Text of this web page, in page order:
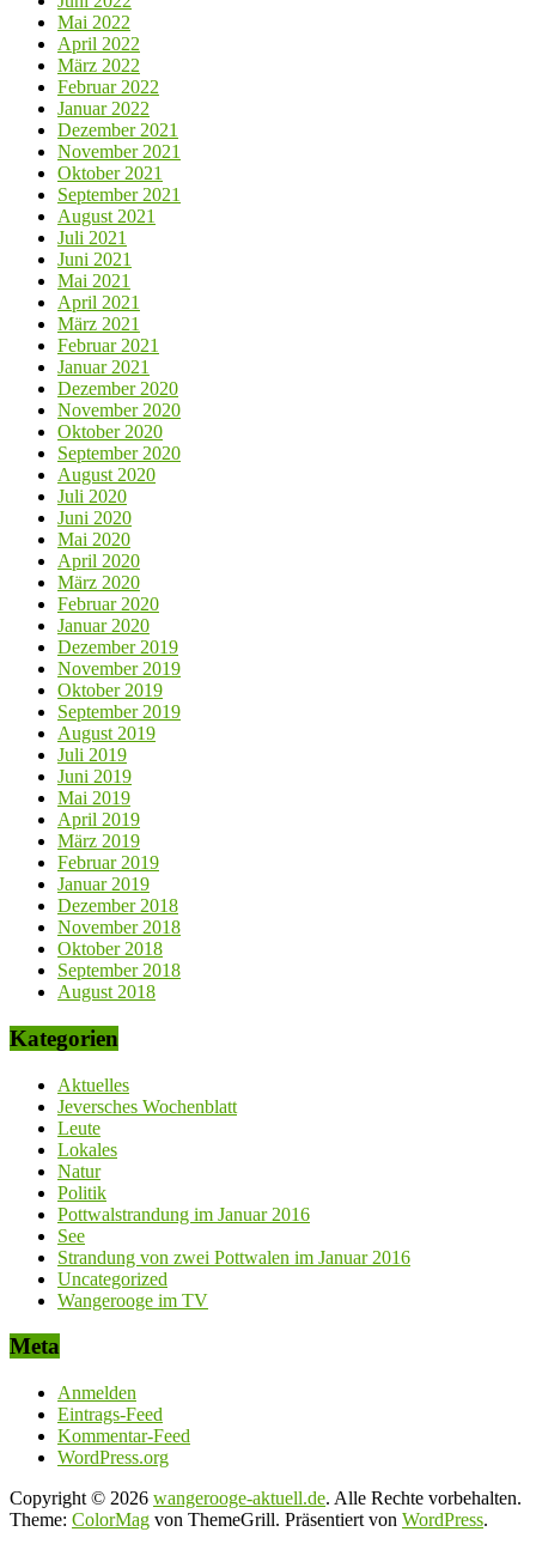
Mai 2022
April 2022
März 2022
Februar 2022
Januar 2022
Dezember 2021
November 2021
Oktober 2021
September 2021
August 2021
Juli 2021
Juni 2021
Mai 2021
April 2021
März 2021
Februar 2021
Januar 2021
Dezember 2020
November 2020
Oktober 2020
September 2020
August 2020
Juli 2020
Juni 2020
Mai 2020
April 2020
März 2020
Februar 2020
Januar 2020
Dezember 2019
November 2019
Oktober 2019
September 2019
August 2019
Juli 2019
Juni 2019
Mai 2019
April 2019
März 2019
Februar 2019
Januar 2019
Dezember 2018
November 2018
Oktober 2018
September 2018
August 2018
Kategorien
Aktuelles
Jeversches Wochenblatt
Leute
Lokales
Natur
Politik
Pottwalstrandung im Januar 2016
See
Strandung von zwei Pottwalen im Januar 2016
Uncategorized
Wangerooge im TV
Meta
Anmelden
Eintrags-Feed
Kommentar-Feed
WordPress.org
Copyright © 2026 wangerooge-aktuell.de. Alle Rechte vorbehalten.
Theme: ColorMag von ThemeGrill. Präsentiert von WordPress.